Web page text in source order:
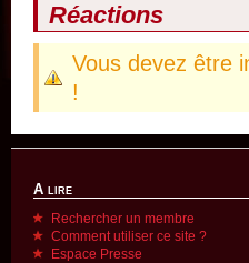
Réactions
Vous devez être
!
A lire
Rechercher un membre
Comment utiliser ce site ?
Espace Presse